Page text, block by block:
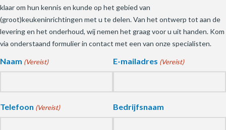
klaar om hun kennis en kunde op het gebied van
(groot)keukeninrichtingen met u te delen. Van het ontwerp tot aan de
levering en het onderhoud, wij nemen het graag voor u uit handen. Kom
via onderstaand formulier in contact met een van onze specialisten.
Naam (Vereist) E-mailadres (Vereist)
Telefoon (Vereist) Bedrijfsnaam